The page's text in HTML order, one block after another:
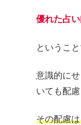
優れた占
ということ
意識的に
いても配慮
その配慮